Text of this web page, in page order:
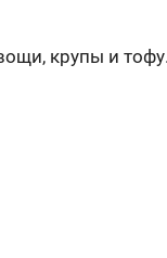
крупы и тофу.